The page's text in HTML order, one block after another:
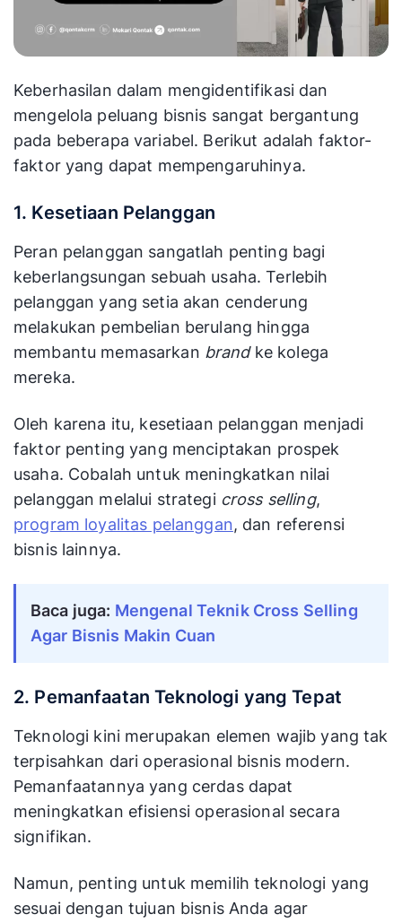
Keberhasilan dalam mengidentifikasi dan
mengelola peluang bisnis sangat bergantung
pada beberapa variabel. Berikut adalah faktor-
faktor yang dapat mempengaruhinya.
1. Kesetiaan Pelanggan
Peran pelanggan sangatlah penting bagi
keberlangsungan sebuah usaha. Terlebih
pelanggan yang setia akan cenderung
melakukan pembelian berulang hingga
membantu memasarkan brandke kolega
mereka.
Oleh karena itu, kesetiaan pelanggan menjadi
faktor penting yang menciptakan prospek
usaha. Cobalah untuk meningkatkan nilai
pelanggan melalui strategi cross selling,
program loyalitas pelanggan, dan referensi
bisnis lainnya.
Baca juga: Mengenal Teknik Cross Selling
Agar Bisnis Makin Cuan
2. Pemanfaatan Teknologi yang Tepat
Teknologi kini merupakan elemen wajib yang tak
terpisahkan dari operasional bisnis modern.
Pemanfaatannya yang cerdas dapat
meningkatkan efisiensi operasional secara
signifikan.
Namun, penting untuk memilih teknologi yang
sesuai dengan tujuan bisnis Anda agar